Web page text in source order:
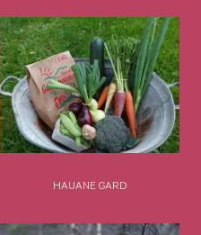
HAUANE GARD